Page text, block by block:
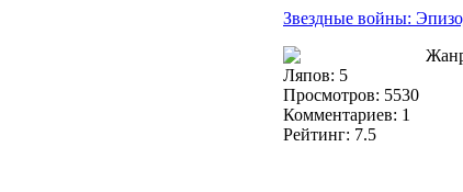
Звездные войны:
Ляпов: 5
Просмотров: 5530
Комментариев: 1
Рейтинг: 7.5